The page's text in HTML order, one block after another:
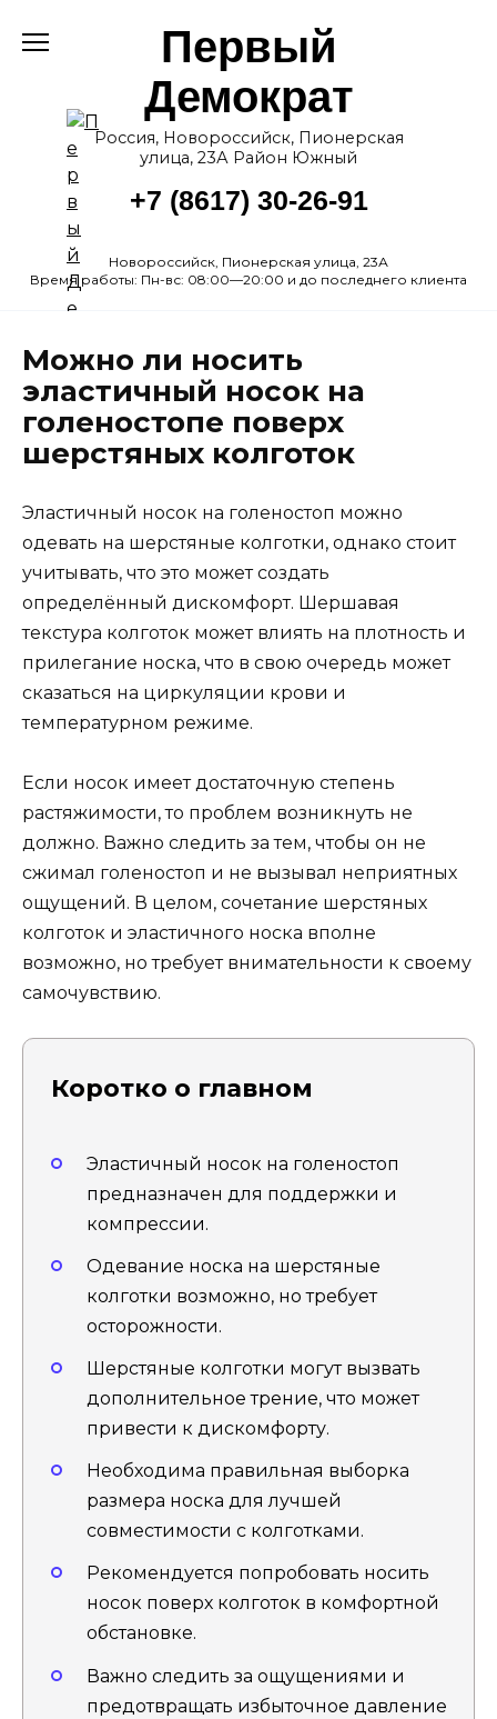
Первый
Демократ
Россия, Новороссийск, Пионерская
улица, 23А Район Южный
+7 (8617) 30-26-91
Новороссийск, Пионерская улица, 23А
Время работы: Пн-вс: 08:00—20:00 и до последнего клиента
Можно ли носить
эластичный носок на
голеностопе поверх
шерстяных колготок
Эластичный носок на голеностоп можно
одевать на шерстяные колготки, однако стоит
учитывать, что это может создать
определённый дискомфорт. Шершавая
текстура колготок может влиять на плотность и
прилегание носка, что в свою очередь может
сказаться на циркуляции крови и
температурном режиме.
Если носок имеет достаточную степень
растяжимости, то проблем возникнуть не
должно. Важно следить за тем, чтобы он не
сжимал голеностоп и не вызывал неприятных
ощущений. В целом, сочетание шерстяных
колготок и эластичного носка вполне
возможно, но требует внимательности к своему
самочувствию.
Коротко о главном
Эластичный носок на голеностоп
предназначен для поддержки и
компрессии.
Одевание носка на шерстяные
колготки возможно, но требует
осторожности.
Шерстяные колготки могут вызвать
дополнительное трение, что может
привести к дискомфорту.
Необходима правильная выборка
размера носка для лучшей
совместимости с колготками.
Рекомендуется попробовать носить
носок поверх колготок в комфортной
обстановке.
Важно следить за ощущениями и
предотвращать избыточное давление